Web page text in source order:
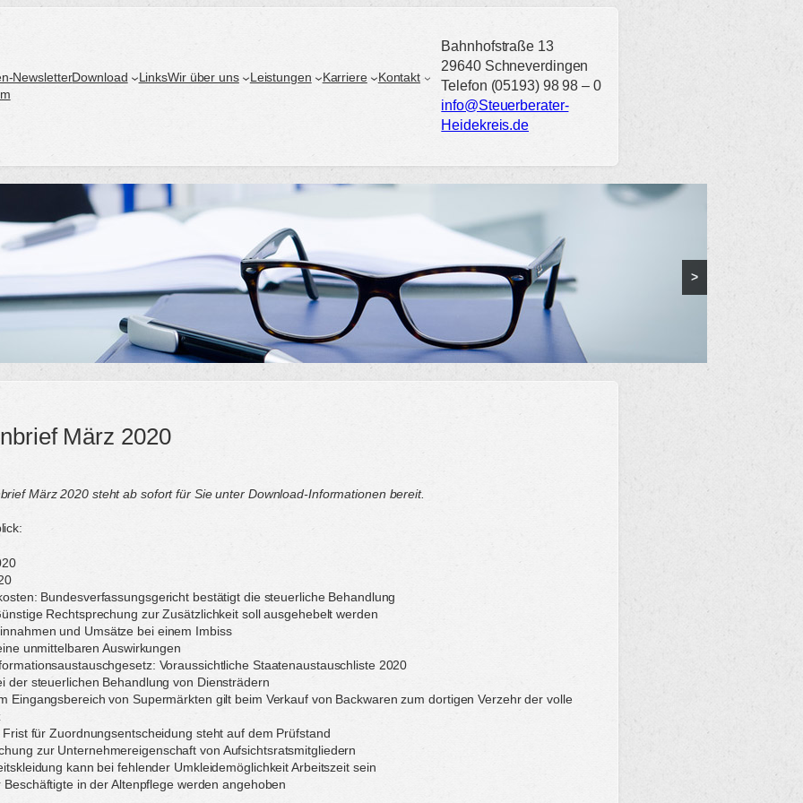
NewsletterDownload LinksWir über uns Leistungen Karriere
Kontakt
Bahnhofstraße 13
29640 Schneverdingen
Telefon (05193) 98 98 – 0
info@Steuerberater-
Heidekreis.de
>
März 2020
März 2020 steht ab sofort für Sie unter Download-Informationen bereit.
Bundesverfassungsgericht bestätigt die steuerliche Behandlung
Rechtsprechung zur Zusätzlichkeit soll ausgehebelt werden
und Umsätze bei einem Imbiss
unmittelbaren Auswirkungen
Voraussichtliche Staatenaustauschliste 2020
der steuerlichen Behandlung von Diensträdern
Eingangsbereich von Supermärkten gilt beim Verkauf von Backwaren zum dortigen Verzehr der volle
Frist für Zuordnungsentscheidung steht auf dem Prüfstand
zur Unternehmereigenschaft von Aufsichtsratsmitgliedern
kann bei fehlender Umkleidemöglichkeit Arbeitszeit sein
Beschäftigte in der Altenpflege werden angehoben